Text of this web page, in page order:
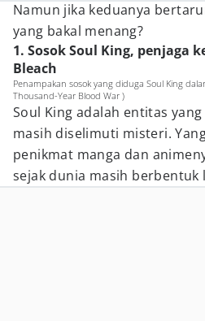
Namun jika keduanya
yang bakal menang?
1. Sosok Soul King, penjaga
Bleach
Penampakan sosok yang diduga Soul King
Thousand-Year Blood War )
Soul King adalah entitas
masih diselimuti misteri.
penikmat manga dan
sejak dunia masih